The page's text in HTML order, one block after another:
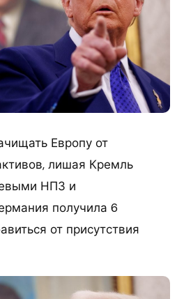
Европу от
лишая Кремль
НПЗ и
получила 6
от присутствия